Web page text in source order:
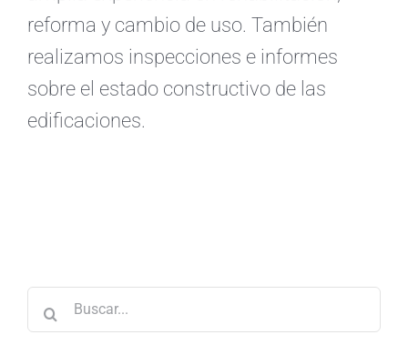
reforma y cambio de uso. También
realizamos inspecciones e informes
sobre el estado constructivo de las
edificaciones.
Buscar: